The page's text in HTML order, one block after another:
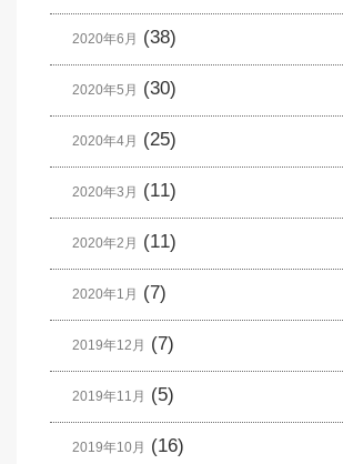
2020年6月 (38)
2020年5月 (30)
2020年4月 (25)
2020年3月 (11)
2020年2月 (11)
2020年1月 (7)
2019年12月 (7)
2019年11月 (5)
2019年10月 (16)